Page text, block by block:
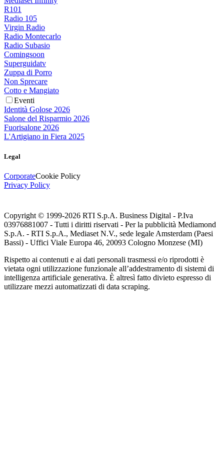
R101
Radio 105
Virgin Radio
Radio Montecarlo
Radio Subasio
Comingsoon
Superguidatv
Zuppa di Porro
Non Sprecare
Cotto e Mangiato
Eventi
Identità Golose 2026
Salone del Risparmio 2026
Fuorisalone 2026
L'Artigiano in Fiera 2025
Legal
CorporateCookie Policy
Privacy Policy
Copyright © 1999-2026 RTI S.p.A. Business Digital - P.Iva
03976881007 - Tutti i diritti riservati - Per la pubblicità Mediamond
S.p.A. - RTI S.p.A., Mediaset N.V., sede legale Amsterdam (Paesi
Bassi) - Uffici Viale Europa 46, 20093 Cologno Monzese (MI)
Rispetto ai contenuti e ai dati personali trasmessi e/o riprodotti è
vietata ogni utilizzazione funzionale all’addestramento di sistemi di
intelligenza artificiale generativa. È altresì fatto divieto espresso di
utilizzare mezzi automatizzati di data scraping.